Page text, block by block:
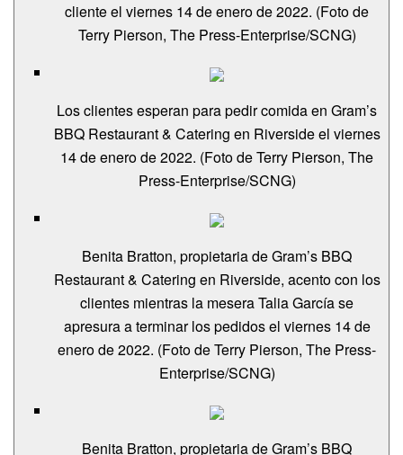
cliente el viernes 14 de enero de 2022. (Foto de
Terry Pierson, The Press-Enterprise/SCNG)
Los clientes esperan para pedir comida en Gram’s
BBQ Restaurant & Catering en Riverside el viernes
14 de enero de 2022. (Foto de Terry Pierson, The
Press-Enterprise/SCNG)
Benita Bratton, propietaria de Gram’s BBQ
Restaurant & Catering en Riverside, acento con los
clientes mientras la mesera Talia García se
apresura a terminar los pedidos el viernes 14 de
enero de 2022. (Foto de Terry Pierson, The Press-
Enterprise/SCNG)
Benita Bratton, propietaria de Gram’s BBQ